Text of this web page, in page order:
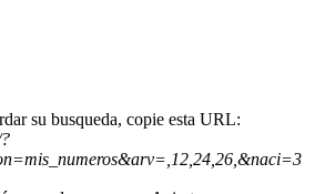
su busqueda, copie esta URL: